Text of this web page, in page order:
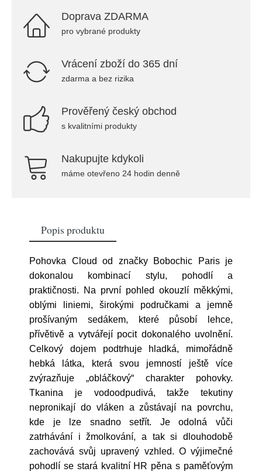
Doprava ZDARMA
pro vybrané produkty
Vrácení zboží do 365 dní
zdarma a bez rizika
Prověřený český obchod
s kvalitními produkty
Nakupujte kdykoli
máme otevřeno 24 hodin denně
Popis produktu
Pohovka Cloud od značky Bobochic Paris je
dokonalou kombinací stylu, pohodlí a
praktičnosti. Na první pohled okouzlí měkkými,
oblými liniemi, širokými područkami a jemně
prošívaným sedákem, které působí lehce,
přívětivě a vytvářejí pocit dokonalého uvolnění.
Celkový dojem podtrhuje hladká, mimořádně
hebká látka, která svou jemností ještě více
zvýrazňuje „obláčkový“ charakter pohovky.
Tkanina je vodoodpudivá, takže tekutiny
nepronikají do vláken a zůstávají na povrchu,
kde je lze snadno setřít. Je odolná vůči
zatrhávání i žmolkování, a tak si dlouhodobě
zachovává svůj upravený vzhled. O výjimečné
pohodlí se stará kvalitní HR pěna s paměťovým